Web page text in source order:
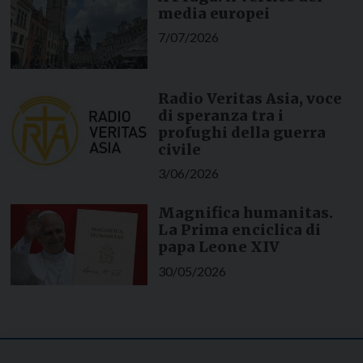
media europei
7/07/2026
Radio Veritas Asia, voce
di speranza tra i
profughi della guerra
civile
3/06/2026
Magnifica humanitas.
La Prima enciclica di
papa Leone XIV
30/05/2026